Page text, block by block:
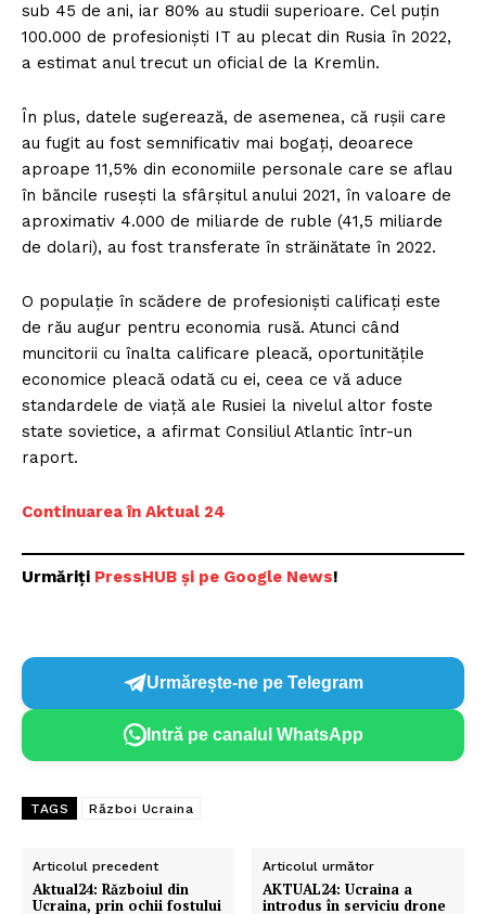
sub 45 de ani, iar 80% au studii superioare. Cel puțin
100.000 de profesioniști IT au plecat din Rusia în 2022,
a estimat anul trecut un oficial de la Kremlin.
În plus, datele sugerează, de asemenea, că rușii care
au fugit au fost semnificativ mai bogați, deoarece
aproape 11,5% din economiile personale care se aflau
în băncile rusești la sfârșitul anului 2021, în valoare de
aproximativ 4.000 de miliarde de ruble (41,5 miliarde
de dolari), au fost transferate în străinătate în 2022.
O populație în scădere de profesioniști calificați este
de rău augur pentru economia rusă. Atunci când
muncitorii cu înalta calificare pleacă, oportunitățile
economice pleacă odată cu ei, ceea ce vă aduce
standardele de viață ale Rusiei la nivelul altor foste
state sovietice, a afirmat Consiliul Atlantic într-un
raport.
Continuarea în Aktual 24
Urmăriți PressHUB și pe Google News!
Urmărește-ne pe Telegram
Intră pe canalul WhatsApp
TAGS Război Ucraina
Articolul precedent
Aktual24: Războiul din
Ucraina, prin ochii fostului
Articolul următor
AKTUAL24: Ucraina a
introdus în serviciu drone